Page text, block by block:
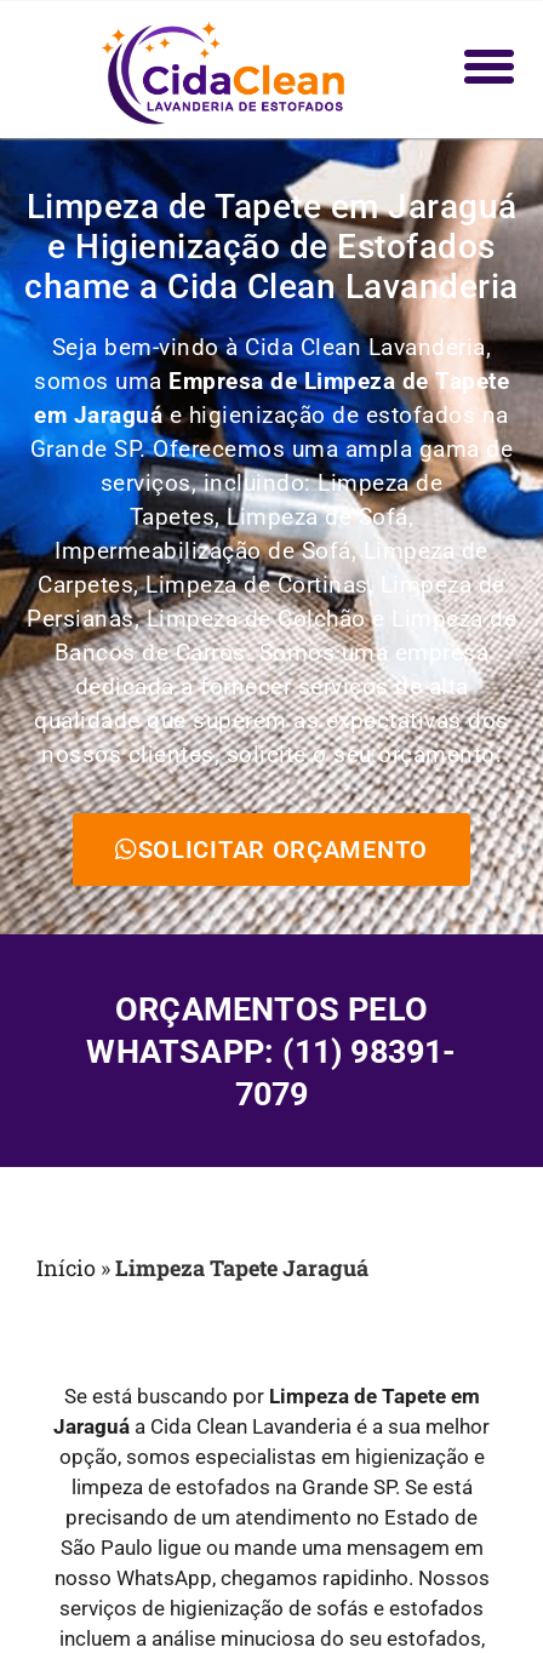
Limpeza de Tapete em Jaraguá
e Higienização de Estofados
chame a Cida Clean Lavanderia
Seja bem-vindo à Cida Clean Lavanderia,
somos uma Empresa de Limpeza de Tapete
em Jaraguáe higienização de estofados na
Grande SP. Oferecemos uma ampla gama de
serviços, incluindo: Limpeza de
Tapetes,Limpeza de Sofá,
Impermeabilização de Sofá, Limpeza de
Carpetes, Limpeza de Cortinas, Limpeza de
Persianas, Limpeza de Colchão e Limpeza de
Bancos de Carros.Somos uma empresa
dedicada a fornecer serviços de alta
qualidade que superem as expectativas dos
nossos clientes, solicite o seu orçamento:
SOLICITAR ORÇAMENTO
ORÇAMENTOS PELO
WHATSAPP: (11) 98391-
7079
Início »Limpeza Tapete Jaraguá
Se está buscando por Limpeza de Tapete em
Jaraguá a Cida Clean Lavanderia é a sua melhor
opção, somos especialistas em higienização e
limpeza de estofados na Grande SP. Se está
precisando de um atendimento no Estado de
São Paulo ligue ou mande uma mensagem em
nosso WhatsApp, chegamos rapidinho. Nossos
serviços de higienização de sofás e estofados
incluem a análise minuciosa do seu estofados,